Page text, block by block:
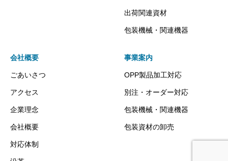
出荷関連資材
包装機械・関連機器
会社概要
ごあいさつ
アクセス
企業理念
会社概要
対応体制
事業案内
OPP製品加工対応
別注・オーダー対応
包装機械・関連機器
包装資材の卸売